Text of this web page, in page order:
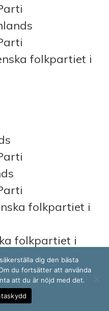
folkpartiet i
folkpartiet i
folkpartiet i
folkpartiet i
Svenska
dig den bästa
du fortsätter att använda
att du är nöjd med det.